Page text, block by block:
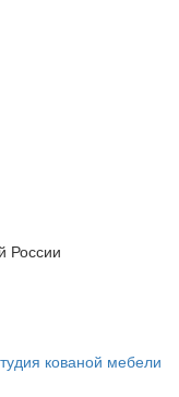
России
кованой мебели